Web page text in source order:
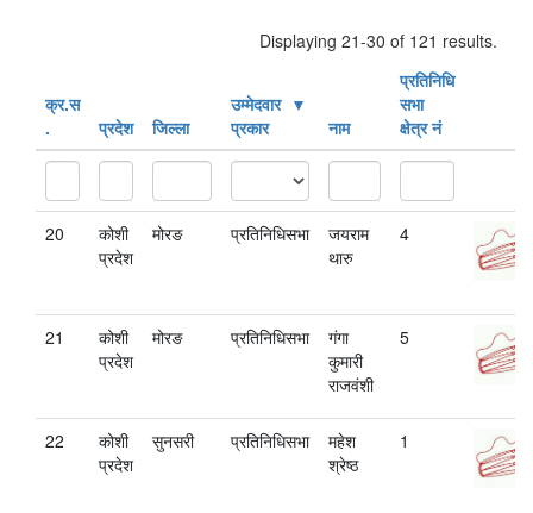
Displaying 21-30 of 121 results.
क्र‍.स‌
.
प्रदेश जिल्ला
उम्मेदवार
प्रकार
नाम
प्रतिनिधि
सभा
क्षेत्र नं
20
कोशी
प्रदेश
मोरङ प्रतिनिधिसभा
जयराम
थारु
4
21
कोशी
प्रदेश
मोरङ प्रतिनिधिसभा
गंगा
कुमारी
राजवंशी
5
22
कोशी
प्रदेश
सुनसरी प्रतिनिधिसभा
महेश
श्रेष्ठ
1